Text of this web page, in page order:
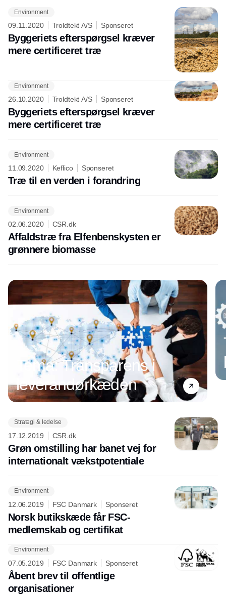
Environment
09.11.2020 Troldtekt A/S Sponseret
Byggeriets efterspørgsel kræver
mere certificeret træ
Environment
26.10.2020 Troldtekt A/S Sponseret
Byggeriets efterspørgsel kræver
mere certificeret træ
Environment
11.09.2020 Keflico Sponseret
Træ til en verden i forandring
Environment
02.06.2020 CSR.dk
Affaldstræ fra Elfenbenskysten er
grønnere biomasse
Tema: Transparens i
leverandørkæden
Strategi & ledelse
17.12.2019 CSR.dk
Grøn omstilling har banet vej for
internationalt vækstpotentiale
Environment
12.06.2019 FSC Danmark Sponseret
Norsk butikskæde får FSC-
medlemskab og certifikat
Environment
07.05.2019 FSC Danmark Sponseret
Åbent brev til offentlige
organisationer